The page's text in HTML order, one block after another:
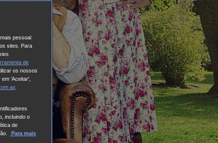
pessoal
sites. Para
de
os nossos
'Aceitar',
as
incluindo o
de
Para mais